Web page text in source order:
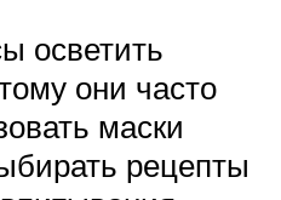
осветить
они часто
маски
рецепты